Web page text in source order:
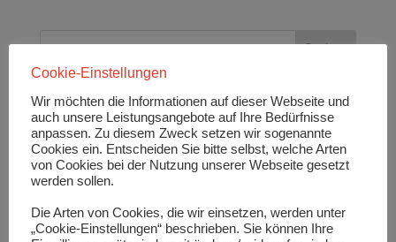
Neueste Beiträge
Hier die Einschätzung von Karsten Rogall,
kaufmännischer Geschäftsführer der Stadtwerke
Leipzig GmbH und Geschäftsführer der LVV
Leipziger Versorgungs‐ und Verkehrsgesellschaft
mbH (22):
Bedingungen und Chancen der
Energiewende beachten!
Cookie-Einstellungen
Wir möchten die Informationen auf dieser Webseite und
auch unsere Leistungsangebote auf Ihre Bedürfnisse
anpassen. Zu diesem Zweck setzen wir sogenannte
Cookies ein. Entscheiden Sie bitte selbst, welche Arten
von Cookies bei der Nutzung unserer Webseite gesetzt
werden sollen.
Die Arten von Cookies, die wir einsetzen, werden unter
„Cookie-Einstellungen“ beschrieben. Sie können Ihre